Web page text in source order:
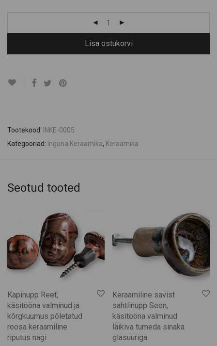
Lisa ostukorvi
Tootekood: INKE-0005
Kategooriad: Inguna Keraamika, Keraamika
Seotud tooted
Kapinupp Reet,
käsitööna valminud ja
kõrgkuumus põletatud
roosa keraamiline
riputus nagi
Keraamiline savist
sahtlinupp Seen,
käsitööna valminud
läikiva tumeda sinaka
glasuuriga